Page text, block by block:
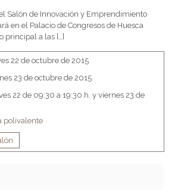
Salón de Innovación y Emprendimiento
en el Palacio de Congresos de Huesca
principal a las […]
22 de octubre de 2015
23 de octubre de 2015
22 de 09:30 a 19:30 h. y viernes 23 de
polivalente